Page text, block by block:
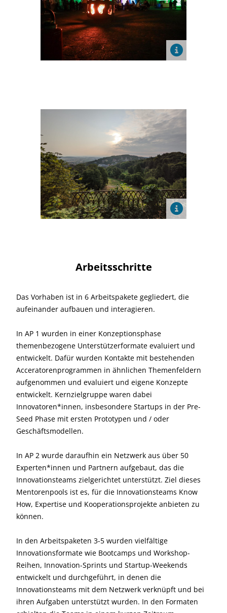
Arbeitsschritte
Das Vorhaben ist in 6 Arbeitspakete gegliedert, die
aufeinander aufbauen und interagieren.
In AP 1 wurden in einer Konzeptionsphase
themenbezogene Unterstützerformate evaluiert und
entwickelt. Dafür wurden Kontakte mit bestehenden
Acceratorenprogrammen in ähnlichen Themenfeldern
aufgenommen und evaluiert und eigene Konzepte
entwickelt. Kernzielgruppe waren dabei
Innovatoren*innen, insbesondere Startups in der Pre-
Seed Phase mit ersten Prototypen und / oder
Geschäftsmodellen.
In AP 2 wurde daraufhin ein Netzwerk aus über 50
Experten*innen und Partnern aufgebaut, das die
Innovationsteams zielgerichtet unterstützt. Ziel dieses
Mentorenpools ist es, für die Innovationsteams Know
How, Expertise und Kooperationsprojekte anbieten zu
können.
In den Arbeitspaketen 3-5 wurden vielfältige
Innovationsformate wie Bootcamps und Workshop-
Reihen, Innovation-Sprints und Startup-Weekends
entwickelt und durchgeführt, in denen die
Innovationsteams mit dem Netzwerk verknüpft und bei
ihren Aufgaben unterstützt wurden. In den Formaten